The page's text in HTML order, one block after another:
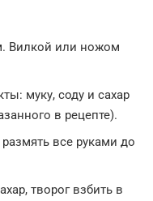
Вилкой или ножом
муку, соду и сахар
в рецепте).
все руками до
творог взбить в